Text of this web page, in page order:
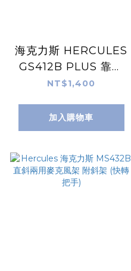
海克力斯 HERCULES
GS412B PLUS 靠背
式吉他架
NT$1,400
加入購物車